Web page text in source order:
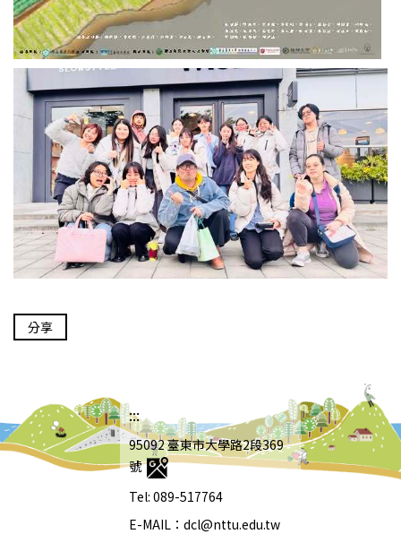
分享
:::
95092 臺東市大學路2段369
號
Tel: 089-517764
E-MAIL：dcl@nttu.edu.tw